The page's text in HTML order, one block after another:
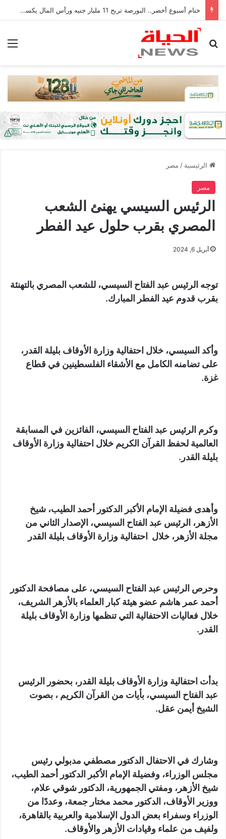
ختام أسبوع أخضر.. البورصة تربح 11 مليار جنيه ورأس المال يكسر 4.1 تريليون
بحث عن
الرئيسية / مصر
مصر
الرئيس السيسي ‬يهنئ الشعب
المصري بقرب حلول عيد الفطر
أبريل 6, 2024
توجه الرئيس عبد الفتاح السيسي، للشعب المصري بالتهنئة
بقرب قدوم عيد الفطر المبارك.
وأكد السيسي، خلال احتفالية وزارة الأوقاف بليلة القدر،
على تضامنه الكامل مع الأشقاء الفلسطينين في قطاع
غزة.
وكرم الرئيس عبد الفتاح السيسي، الفائزين في المسابقة
العالمية لحفظ القرآن الكريم خلال احتفالية وزارة الأوقاف
بليلة القدر.
وأهدى فضيلة الإمام الأكبر الدكتور أحمد الطيب، شيخ
الأزهر، الرئيس عبد الفتاح السيسي، الإصدار الثاني من
مجلة الأزهر، خلال احتفالية وزارة الأوقاف بليلة القدر
وحرص الرئيس عبد الفتاح السيسي، على مصافحة الدكتور
أحمد عمر هاشم عضو هيئة كبار العلماء بالأزهر الشريف،
خلال فعاليات الاحتفالية التي تنظمها وزارة الأوقاف بليلة
القدر.
بدأت احتفالية وزارة الأوقاف بليلة القدر، بحضور الرئيس
عبد الفتاح السيسي، بأيات من القرآن الكريم ، بصوت
الشيخ أيمن عقل.
وشارك في الاحتفال الدكتور مصطفي مدبولي رئيس
مجلس الوزراء، وفضيلة الإمام الأكبر الدكتور أحمد الطيب،
شيخ الأزهر، ومفتي الجمهورية، الدكتور شوقي علام،
ووزير الأوقاف، الدكتور محمد مختار جمعة، وعددًا من
الوزراء وسفراء بعض الدول الإسلامية والعربية بالقاهرة،
ولفيف من علماء وقيادات الأزهر والأوقاف.